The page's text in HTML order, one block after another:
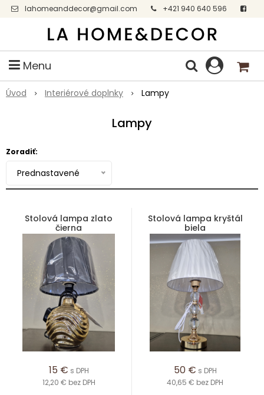
lahomeanddecor@gmail.com
+421 940 640 596
Facebook
Menu
Úvod Interiérové doplnky Lampy
Lampy
Zoradiť:
Prednastavené
Stolová lampa zlato
čierna
15 € s DPH
12,20 € bez DPH
Stolová lampa kryštál
biela
50 € s DPH
40,65 € bez DPH